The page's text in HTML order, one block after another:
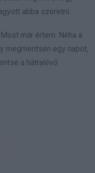
abba szeretni.
már értem. Néha a
megmentsen egy napot,
a hátralévő